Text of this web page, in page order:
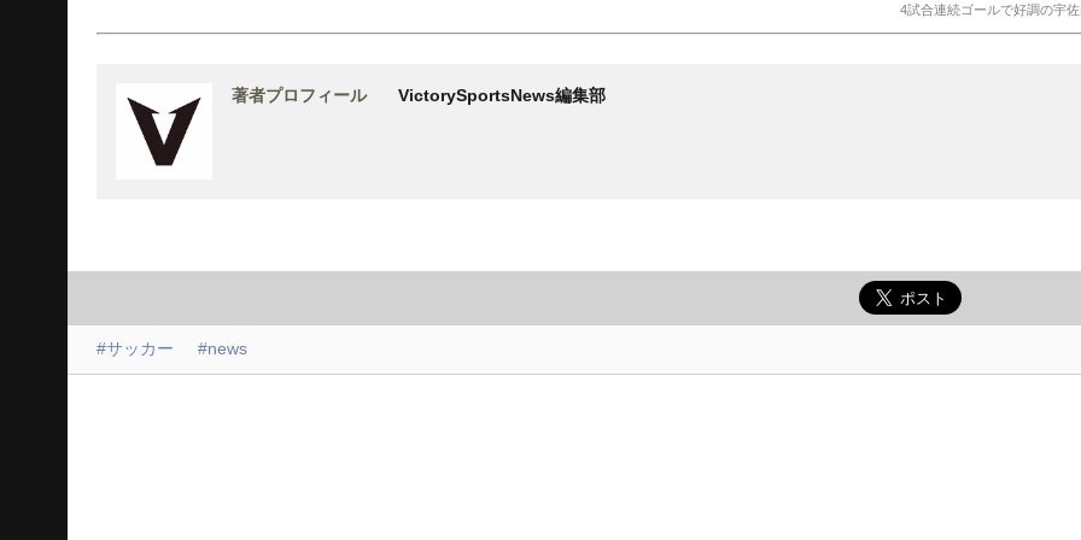
4試合連続ゴールで好調の宇
著者プロフィール VictorySportsNews編集部
#サッカー #news